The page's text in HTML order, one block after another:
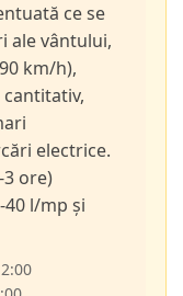
ce se
ale vântului,
km/h),
electrice.
ore)
l/mp și